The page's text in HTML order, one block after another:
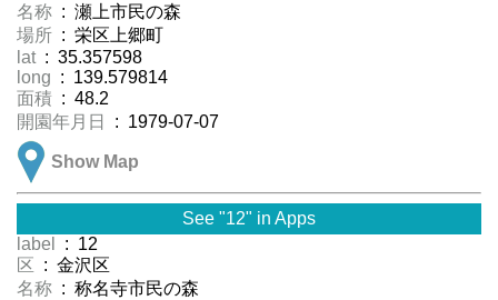
名称 : 瀬上市民の森
場所 : 栄区上郷町
lat : 35.357598
long : 139.579814
面積 : 48.2
開園年月日
: 1979-07-07
Show Map
See "12" in Apps
label
: 12
区 : 金沢区
名称 : 称名寺市民の森